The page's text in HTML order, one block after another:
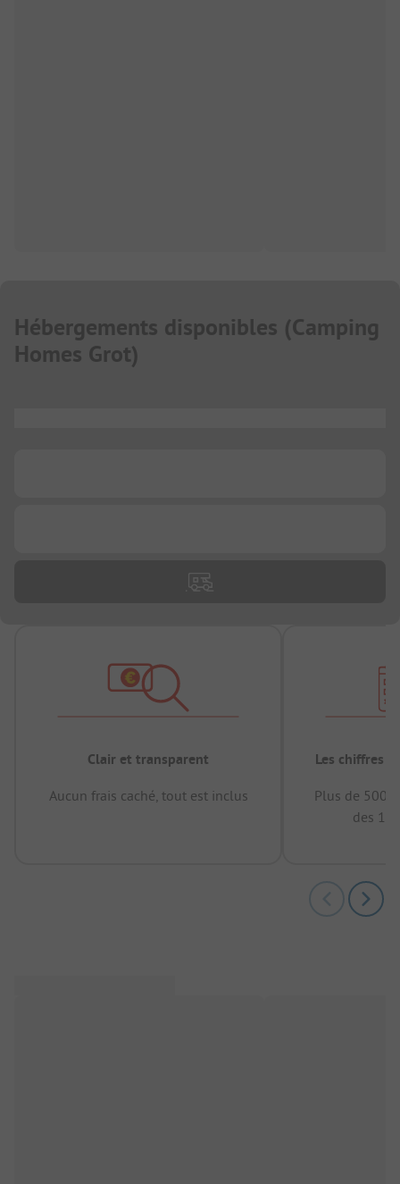
Hébergements disponibles (Camping
Homes Grot)
Clair et transparent
Aucun frais caché, tout est inclus
Les chiffres
Plus de
des 12